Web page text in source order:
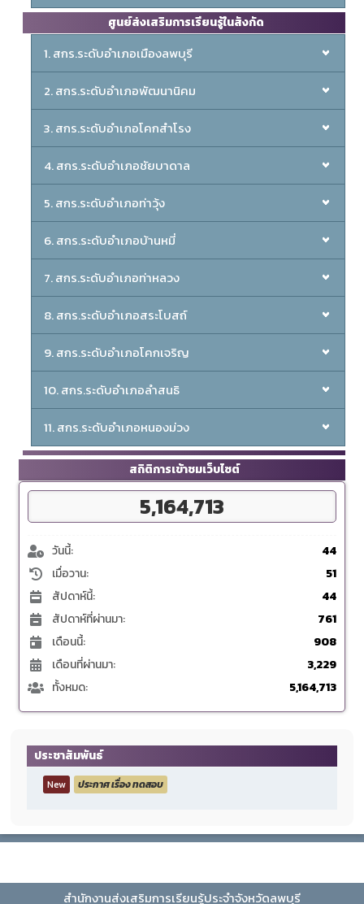
ศูนย์ส่งเสริมการเรียนรู้ในสังกัด
1. สกร.ระดับอำเภอเมืองลพบุรี
2. สกร.ระดับอำเภอพัฒนานิคม
3. สกร.ระดับอำเภอโคกสำโรง
4. สกร.ระดับอำเภอชัยบาดาล
5. สกร.ระดับอำเภอท่าวุ้ง
6. สกร.ระดับอำเภอบ้านหมี่
7. สกร.ระดับอำเภอท่าหลวง
8. สกร.ระดับอำเภอสระโบสถ์
9. สกร.ระดับอำเภอโคกเจริญ
10. สกร.ระดับอำเภอลำสนธิ
11. สกร.ระดับอำเภอหนองม่วง
สถิติการเข้าชมเว็บไซต์
5,164,713
วันนี้:
44
เมื่อวาน:
51
สัปดาห์นี้:
44
สัปดาห์ที่ผ่านมา:
761
เดือนนี้:
908
เดือนที่ผ่านมา:
3,229
ทั้งหมด:
5,164,713
ประชาสัมพันธ์
New ประกาศ เรื่อง ทดสอบ
สำนักงานส่งเสริมการเรียนรู้ประจำจังหวัดลพบุรี